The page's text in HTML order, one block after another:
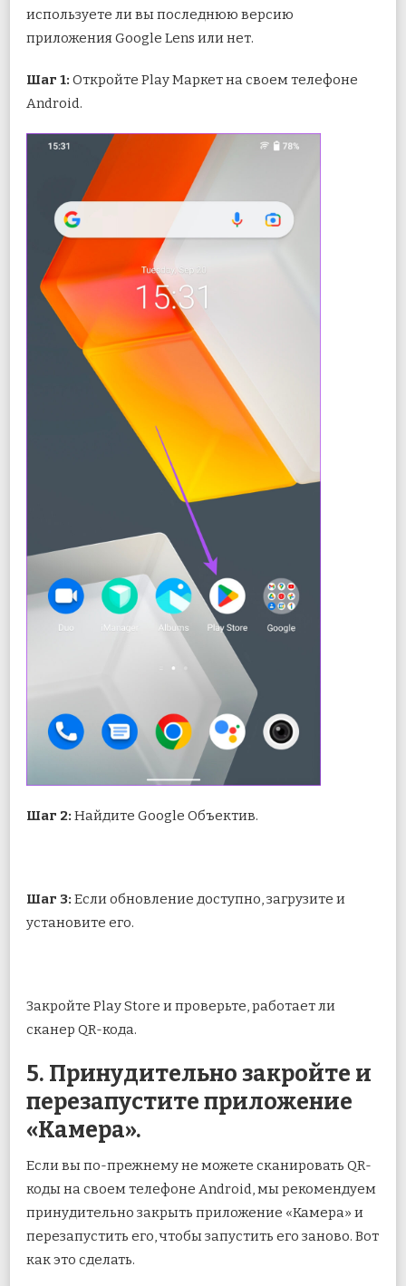
используете ли вы последнюю версию
приложения Google Lens или нет.
Шаг 1: Откройте Play Маркет на своем телефоне
Android.
Шаг 2: Найдите Google Объектив.
Шаг 3: Если обновление доступно, загрузите и
установите его.
Закройте Play Store и проверьте, работает ли
сканер QR-кода.
5. Принудительно закройте и
перезапустите приложение
«Камера».
Если вы по-прежнему не можете сканировать QR-
коды на своем телефоне Android, мы рекомендуем
принудительно закрыть приложение «Камера» и
перезапустить его, чтобы запустить его заново. Вот
как это сделать.